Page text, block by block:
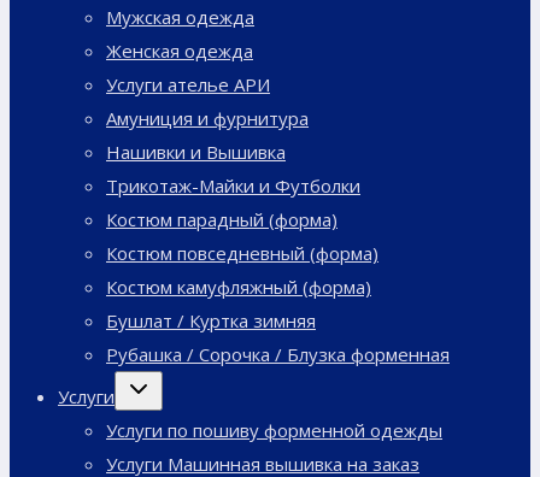
Мужская одежда
Женская одежда
Услуги ателье АРИ
Амуниция и фурнитура
Нашивки и Вышивка
Трикотаж-Майки и Футболки
Костюм парадный (форма)
Костюм повседневный (форма)
Костюм камуфляжный (форма)
Бушлат / Куртка зимняя
Рубашка / Сорочка / Блузка форменная
Услуги
Переключить
дочернее
Услуги по пошиву форменной одежды
Услуги Машинная вышивка на заказ